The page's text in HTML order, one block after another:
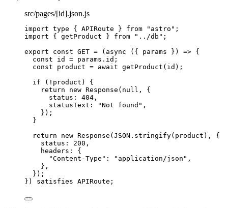
src/pages/[id].json.js
import type { APIRoute } from " astro " ;
import { getProduct } from " ../db " ;
export const GET = ( async ( { params } )
=> {
const id = params . id ;
const product = await getProduct ( id ) ;
if
( ! product )
{
return new Response ( null , {
status: 404 ,
statusText:
"Not found " ,
} ) ;
}
return new Response (JSON . stringify( product ) , {
status: 200 ,
headers: {
"Content-Type " : " application/json " ,
},
} ) ;
} ) satisfies APIRoute ;